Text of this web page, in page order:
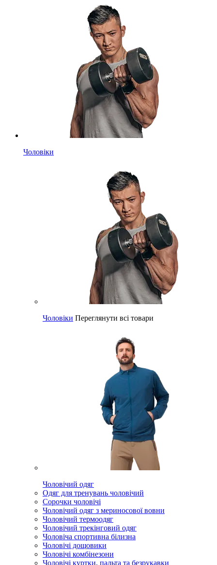
Чоловіки
Чоловіки Переглянути всі товари
Чоловічий одяг
Одяг для тренувань чоловічий
Сорочки чоловічі
Чоловічий одяг з мериносової вовни
Чоловічий термоодяг
Чоловічий трекінговий одяг
Чоловіча спортивна білизна
Чоловічі дощовики
Чоловічі комбінезони
Чоловічі куртки, пальта та безрукавки